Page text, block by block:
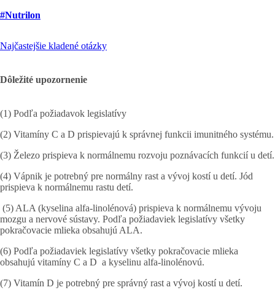
#Nutrilon
Najčastejšie kladené otázky
Dôležité upozornenie
(1) Podľa požiadavok legislatívy
(2) Vitamíny C a D prispievajú k správnej funkcii imunitného systému.
(3) Železo prispieva k normálnemu rozvoju poznávacích funkcií u detí.
(4) Vápnik je potrebný pre normálny rast a vývoj kostí u detí. Jód
prispieva k normálnemu rastu detí.
(5) ALA (kyselina alfa-linolénová) prispieva k normálnemu vývoju
mozgu a nervové sústavy. Podľa požiadaviek legislatívy všetky
pokračovacie mlieka obsahujú ALA.
(6) Podľa požiadaviek legislatívy všetky pokračovacie mlieka
obsahujú vitamíny C a D a kyselinu alfa-linolénovú.
(7) Vitamín D je potrebný pre správný rast a vývoj kostí u detí.